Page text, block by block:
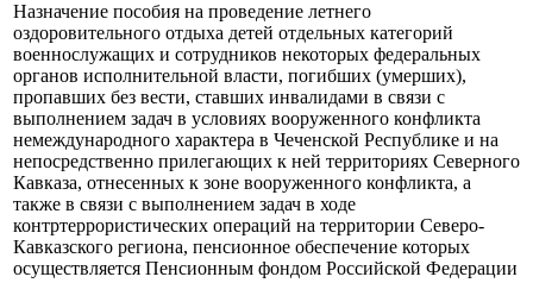
Назначение пособия на проведение летнего
оздоровительного отдыха детей отдельных категорий
военнослужащих и сотрудников некоторых федеральных
органов исполнительной власти, погибших (умерших),
пропавших без вести, ставших инвалидами в связи с
выполнением задач в условиях вооруженного конфликта
немеждународного характера в Чеченской Республике и на
непосредственно прилегающих к ней территориях Северного
Кавказа, отнесенных к зоне вооруженного конфликта, а
также в связи с выполнением задач в ходе
контртеррористических операций на территории Северо-
Кавказского региона, пенсионное обеспечение которых
осуществляется Пенсионным фондом Российской Федерации